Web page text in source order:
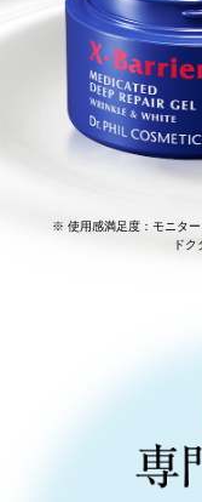
※ 使用感満足度：モニタ
ド